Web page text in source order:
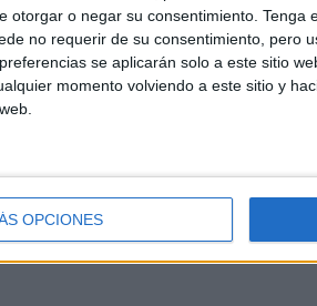
otorgar o negar su consentimiento. Tenga
no requerir de su consentimiento, pero
se aplicarán solo a este sitio
momento volviendo a este sitio y
OPCIONES
la espera de un juicio que no ha
evitó la declaración de los testigos.